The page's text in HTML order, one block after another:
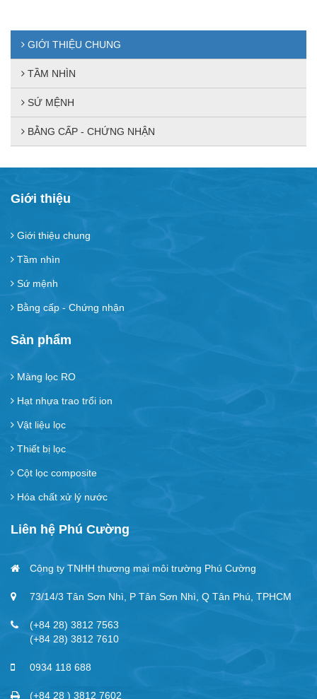
GIỚI THIỆU CHUNG
TẦM NHÌN
SỨ MỆNH
BẰNG CẤP - CHỨNG NHẬN
Giới thiệu
Giới thiệu chung
Tầm nhìn
Sứ mệnh
Bằng cấp - Chứng nhận
Sản phẩm
Màng lọc RO
Hạt nhựa trao trổi ion
Vật liệu lọc
Thiết bị lọc
Cột lọc composite
Hóa chất xử lý nước
Liên hệ Phú Cường
Công ty TNHH thương mại môi trường Phú Cường
73/14/3 Tân Sơn Nhì, P Tân Sơn Nhì, Q Tân Phú, TPHCM
(+84 28) 3812 7563
(+84 28) 3812 7610
0934 118 688
(+84 28 ) 3812 7602